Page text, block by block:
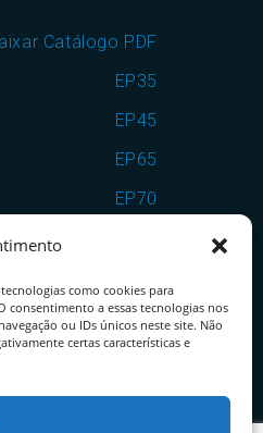
como cookies para
consentimento a essas tecnologias nos
ou IDs únicos neste site. Não
certas características e
Catálogo PDF
EP35
EP45
EP65
EP70
VSF35
VSF35EP70